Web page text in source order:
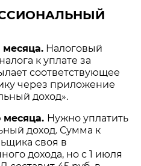
месяца. Налоговый
к уплате за
соответствующее
через приложение
доход».
месяца. Нужно уплатить
доход. Сумма к
своя в
дохода, но с 1 июля